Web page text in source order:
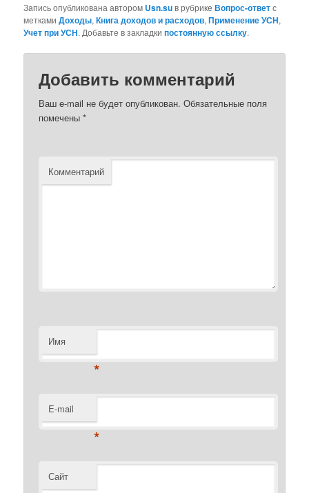
Запись опубликована автором Usn.suв рубрикеВопрос-ответс
меткамиДоходы,Книга доходов и расходов,Применение УСН,
Учет при УСН. Добавьте в закладкипостоянную ссылку.
Добавить комментарий
Ваш e-mail не будет опубликован. Обязательные поля
помечены*
Комментарий
Имя
*
E-mail
*
Сайт